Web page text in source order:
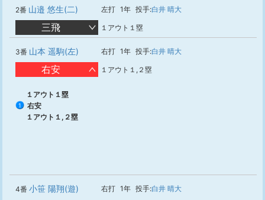
2番 山邉 悠生(二) 左打 1年 投手:白井 晴大
三飛 １アウト１塁
3番 山本 遥駒(左) 右打 1年 投手:白井 晴大
右安 １アウト１,２塁
１アウト１塁
1
右安
１アウト１,２塁
4番 小笹 陽翔(遊) 右打 1年 投手:白井 晴大